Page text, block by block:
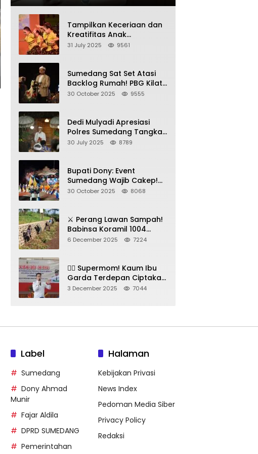
Tampilkan Keceriaan dan
Kreatifitas Anak
Sumedang, Gebyar HAN
31 July 2025 9561
Sumedang Sat Set Atasi
Backlog Rumah! PBG Kilat
+ KUR Perumahan Jadi
30 October 2025 9555
Dedi Mulyadi Apresiasi
Polres Sumedang Tangkap
Wartawan Gadungan
30 July 2025 8789
Bupati Dony: Event
Sumedang Wajib Cakep!
Sosialisasi Wajib Nempel
30 October 2025 8068
⚔️ Perang Lawan Sampah!
Babinsa Koramil 1004
Tanjungsari Pimpin Warga
6 December 2025 7224
🦸‍♀️ Supermom! Kaum Ibu
Garda Terdepan Ciptakan
Generasi Unggul di
3 December 2025 7044
Label
Sumedang
Dony Ahmad
Munir
Fajar Aldila
DPRD SUMEDANG
Pemerintahan
Halaman
Kebijakan Privasi
News Index
Pedoman Media Siber
Privacy Policy
Redaksi